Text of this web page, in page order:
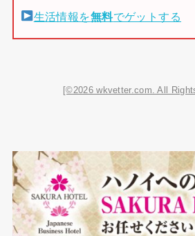
生活情報を無料でゲットする
[©2026 wkvetter.com. All